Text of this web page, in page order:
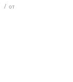
/ от